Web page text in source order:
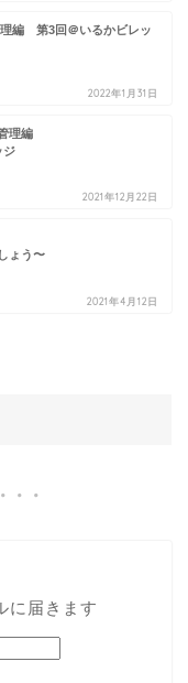
編 第3回＠いるかビレッ
2022年1月31日
理編
ジ
2021年12月22日
ょう〜
2021年4月12日
に届きます